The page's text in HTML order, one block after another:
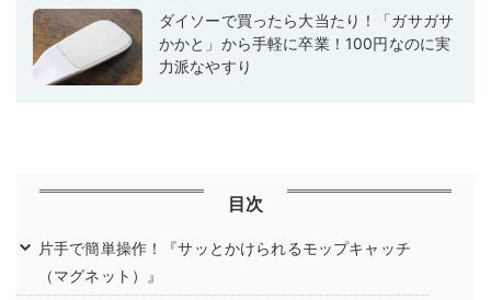
ダイソーで買ったら大当たり！「ガサガサ
かかと」から手軽に卒業！100円なのに実
力派なやすり
目次
片手で簡単操作！『サッとかけられるモップキャッチ
（マグネット）』